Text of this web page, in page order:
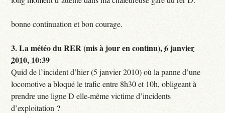
bonne continuation et bon courage.
3.La météo du RER (mis à jour en continu),6 janvier
2010, 10:39
Quid de l’incident d’hier (5 janvier 2010) où la panne d’une
locomotive a bloqué le trafic entre 8h30 et 10h, obligeant à
prendre une ligne D elle-même victime d’incidents
d’exploitation ?